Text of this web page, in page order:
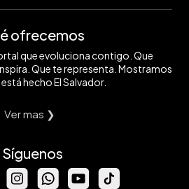
ofrecemos
que evoluciona contigo. Que
Que te representa. Mostramos
hecho El Salvador.
Ver mas ❯
Síguenos